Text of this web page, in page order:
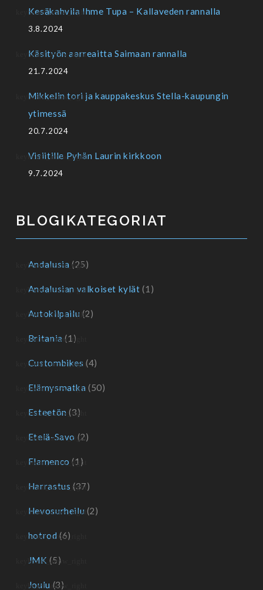
Kesäkahvila Ihme Tupa – Kallaveden rannalla
3.8.2024
Käsityön aarreaitta Saimaan rannalla
21.7.2024
Mikkelin tori ja kauppakeskus Stella-kaupungin
ytimessä
20.7.2024
Visiitille Pyhän Laurin kirkkoon
9.7.2024
BLOGIKATEGORIAT
Andalusia (25)
Andalusian valkoiset kylät (1)
Autokilpailu (2)
Britania (1)
Custombikes (4)
Elämysmatka (50)
Esteetön (3)
Etelä-Savo (2)
Flamenco (1)
Harrastus (37)
Hevosurheilu (2)
hotrod (6)
JMK (5)
Joulu (3)